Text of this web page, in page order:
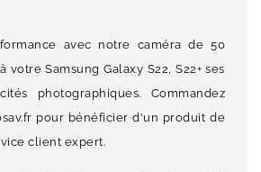
avec notre caméra de 50
votre Samsung Galaxy S22, S22+ ses
photographiques. Commandez
pour bénéficier d'un produit de
client expert.